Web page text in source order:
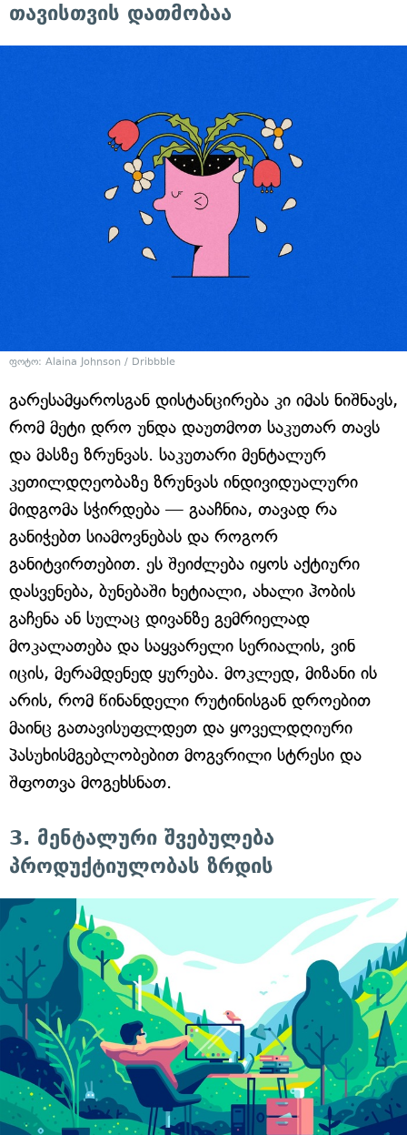
თავისთვის დათმობაა
ფოტო: Alaina Johnson / Dribbble
გარესამყაროსგან დისტანცირება კი იმას ნიშნავს,
რომ მეტი დრო უნდა დაუთმოთ საკუთარ თავს
და მასზე ზრუნვას. საკუთარი მენტალურ
კეთილდღეობაზე ზრუნვას ინდივიდუალური
მიდგომა სჭირდება — გააჩნია, თავად რა
განიჭებთ სიამოვნებას და როგორ
განიტვირთებით. ეს შეიძლება იყოს აქტიური
დასვენება, ბუნებაში ხეტიალი, ახალი ჰობის
გაჩენა ან სულაც დივანზე გემრიელად
მოკალათება და საყვარელი სერიალის, ვინ
იცის, მერამდენედ ყურება. მოკლედ, მიზანი ის
არის, რომ წინანდელი რუტინისგან დროებით
მაინც გათავისუფლდეთ და ყოველდღიური
პასუხისმგებლობებით მოგვრილი სტრესი და
შფოთვა მოგეხსნათ.
3. მენტალური შვებულება
პროდუქტიულობას ზრდის